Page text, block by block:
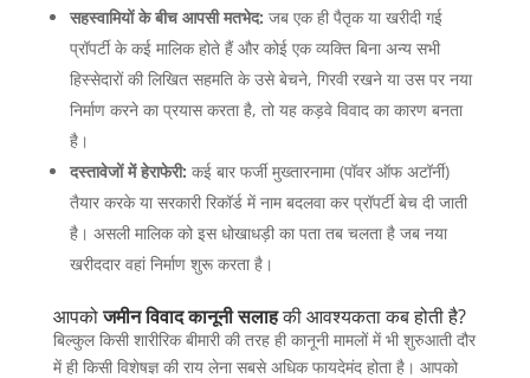
सहस्वामियों के बीच आपसी मतभेद: जब एक ही पैतृक या खरीदी गई
प्रॉपर्टी के कई मालिक होते हैं और कोई एक व्यक्ति बिना अन्य सभी
हिस्सेदारों की लिखित सहमति के उसे बेचने, गिरवी रखने या उस पर नया
निर्माण करने का प्रयास करता है, तो यह कड़वे विवाद का कारण बनता
है।
दस्तावेजों में हेराफेरी: कई बार फर्जी मुख्तारनामा (पॉवर ऑफ अटॉर्नी)
तैयार करके या सरकारी रिकॉर्ड में नाम बदलवा कर प्रॉपर्टी बेच दी जाती
है। असली मालिक को इस धोखाधड़ी का पता तब चलता है जब नया
खरीददार वहां निर्माण शुरू करता है।
आपकोजमीन विवाद कानूनी सलाहकी आवश्यकता कब होती है?
बिल्कुल किसी शारीरिक बीमारी की तरह ही कानूनी मामलों में भी शुरुआती दौर
में ही किसी विशेषज्ञ की राय लेना सबसे अधिक फायदेमंद होता है। आपको